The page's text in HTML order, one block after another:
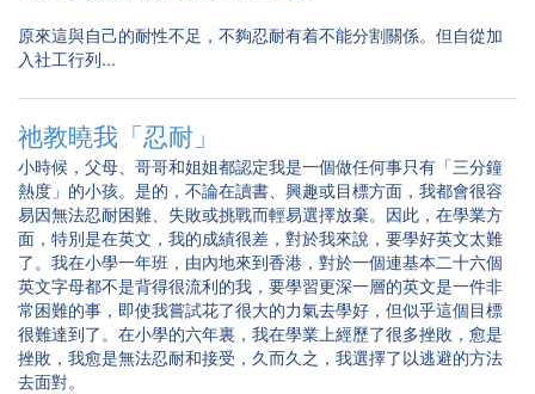
原來這與自己的耐性不足，不夠忍耐有着不能分割關係。但自從加
入社工行列...
祂教曉我「忍耐」
小時候，父母、哥哥和姐姐都認定我是一個做任何事只有「三分鐘
熱度」的小孩。是的，不論在讀書、興趣或目標方面，我都會很容
易因無法忍耐困難、失敗或挑戰而輕易選擇放棄。因此，在學業方
面，特別是在英文，我的成績很差，對於我來說，要學好英文太難
了。我在小學一年班，由內地來到香港，對於一個連基本二十六個
英文字母都不是背得很流利的我，要學習更深一層的英文是一件非
常困難的事，即使我嘗試花了很大的力氣去學好，但似乎這個目標
很難達到了。在小學的六年裏，我在學業上經歷了很多挫敗，愈是
挫敗，我愈是無法忍耐和接受，久而久之，我選擇了以逃避的方法
去面對。